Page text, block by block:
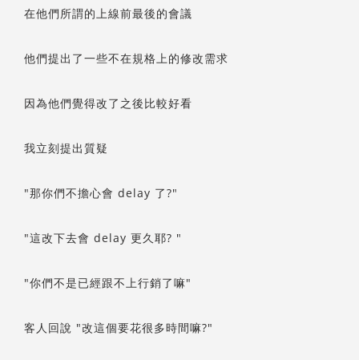
在他們所謂的上線前最後的會議
他們提出了一些不在規格上的修改需求
因為他們覺得改了之後比較好看
我立刻提出質疑
"那你們不擔心會 delay 了?"
"這改下去會 delay 更久耶? "
"你們不是已經跟不上行銷了嘛"
客人回說 "改這個要花很多時間嘛?"